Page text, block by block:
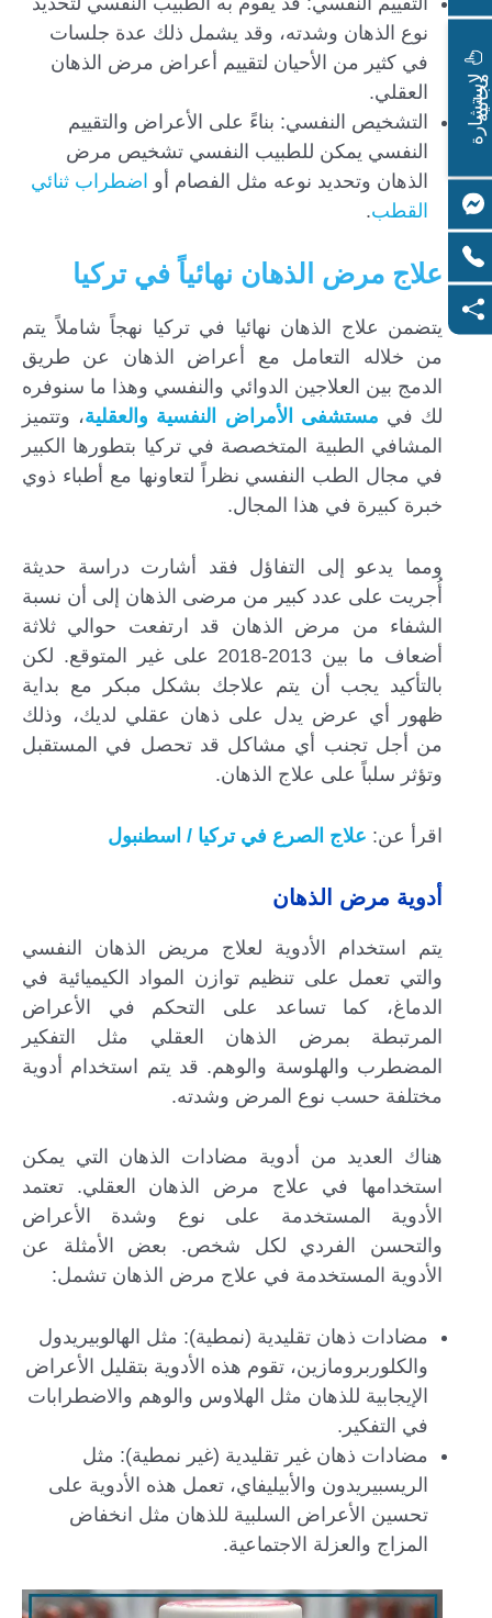
نوع الذهان وشدته، وقد يشمل ذلك عدة جلسات
في كثير من الأحيان لتقييم أعراض مرض الذهان
العقلي.
التشخيص النفسي: بناءً على الأعراض والتقييم
النفسي يمكن للطبيب النفسي تشخيص مرض
الذهان وتحديد نوعه مثل الفصام أو اضطراب ثنائي
القطب.
علاج مرض الذهان نهائياً في تركيا
يتضمن علاج الذهان نهائيا في تركيا نهجاً شاملاً يتم
من خلاله التعامل مع أعراض الذهان عن طريق
الدمج بين العلاجين الدوائي والنفسي وهذا ما سنوفره
لك في مستشفى الأمراض النفسية والعقلية، وتتميز
المشافي الطبية المتخصصة في تركيا بتطورها الكبير
في مجال الطب النفسي نظراً لتعاونها مع أطباء ذوي
خبرة كبيرة في هذا المجال.
ومما يدعو إلى التفاؤل فقد أشارت دراسة حديثة
أُجريت على عدد كبير من مرضى الذهان إلى أن نسبة
الشفاء من مرض الذهان قد ارتفعت حوالي ثلاثة
أضعاف ما بين 2013-2018 على غير المتوقع. لكن
بالتأكيد يجب أن يتم علاجك بشكل مبكر مع بداية
ظهور أي عرض يدل على ذهان عقلي لديك، وذلك
من أجل تجنب أي مشاكل قد تحصل في المستقبل
وتؤثر سلباً على علاج الذهان.
اقرأ عن: علاج الصرع في تركيا / اسطنبول
أدوية مرض الذهان
يتم استخدام الأدوية لعلاج مريض الذهان النفسي
والتي تعمل على تنظيم توازن المواد الكيميائية في
الدماغ، كما تساعد على التحكم في الأعراض
المرتبطة بمرض الذهان العقلي مثل التفكير
المضطرب والهلوسة والوهم. قد يتم استخدام أدوية
مختلفة حسب نوع المرض وشدته.
هناك العديد من أدوية مضادات الذهان التي يمكن
استخدامها في علاج مرض الذهان العقلي. تعتمد
الأدوية المستخدمة على نوع وشدة الأعراض
والتحسن الفردي لكل شخص. بعض الأمثلة عن
الأدوية المستخدمة في علاج مرض الذهان تشمل:
مضادات ذهان تقليدية (نمطية): مثل الهالوبيريدول
والكلوربرومازين، تقوم هذه الأدوية بتقليل الأعراض
الإيجابية للذهان مثل الهلاوس والوهم والاضطرابات
في التفكير.
مضادات ذهان غير تقليدية (غير نمطية): مثل
الريسبيريدون والأبيليفاي، تعمل هذه الأدوية على
تحسين الأعراض السلبية للذهان مثل انخفاض
المزاج والعزلة الاجتماعية.
ل
ا
س
ت
ش
ا
ر
ة
م
ج
ا
ن
ي
ة